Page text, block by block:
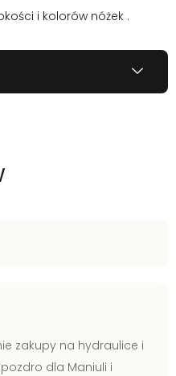
i kolorów nóżek .
zakupy na hydraulice i
dla Maniuli i